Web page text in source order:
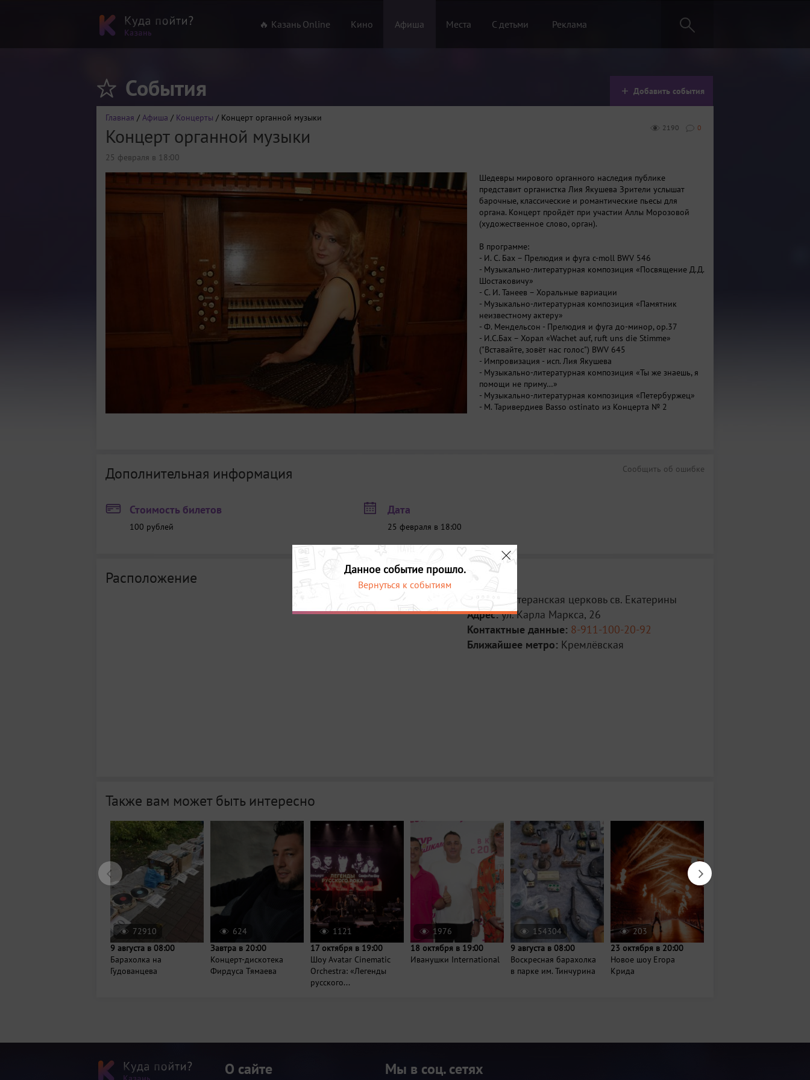
🔥 Казань Online Кино Афиша Места С детьми Реклама
События Добавить события
Главная / Афиша / Концерты / Концерт органной музыки
0
2190
Концерт органной музыки
25 февраля в 18:00
Шедевры мирового органного наследия публике
представит органистка Лия Якушева Зрители услышат
барочные, классические и романтические пьесы для
органа. Концерт пройдёт при участии Аллы Морозовой
(художественное слово, орган).
В программе:
- И. С. Бах – Прелюдия и фуга c-moll BWV 546
- Музыкально-литературная композиция «Посвящение Д.Д.
Шостаковичу»
- С. И. Танеев – Хоральные вариации
- Музыкально-литературная композиция «Памятник
неизвестному актеру»
- Ф. Мендельсон - Прелюдия и фуга до-минор, ор.37
- И.С.Бах – Хорал «Wachet auf, ruft uns die Stimme»
("Вставайте, зовёт нас голос") BWV 645
- Импровизация - исп. Лия Якушева
- Музыкально-литературная композиция «Ты же знаешь, я
помощи не приму…»
- Музыкально-литературная композиция «Петербуржец»
- М. Таривердиев Basso ostinato из Концерта № 2
- Л. Вьерн – Симфония №2 e-moll : II часть
- Музыкально-литературная композиция «Каданс»
Сообщить об ошибке
Дополнительная информация
Стоимость билетов
100 рублей
Дата
25 февраля в 18:00
Расположение
Место:
Лютеранская церковь св. Екатерины
Адрес:ул. Карла Маркса, 26
Контактные данные: 8-911-100-20-92
Ближайшее метро: Кремлёвская
Также вам может быть интересно
72910
9 августа в 08:00
Барахолка на
Гудованцева
624
Завтра в 20:00
Концерт-дискотека
Фирдуса Тямаева
1121
17 октября в 19:00
Шоу Avatar Cinematic
Orchestra: «Легенды
русского...
1976
18 октября в 19:00
Иванушки International
154304
9 августа в 08:00
Воскресная барахолка
в парке им. Тинчурина
203
23 октября в 20:00
Новое шоу Егора
Крида
Данное событие прошло.
Вернуться к событиям
О сайте Мы в соц. сетях